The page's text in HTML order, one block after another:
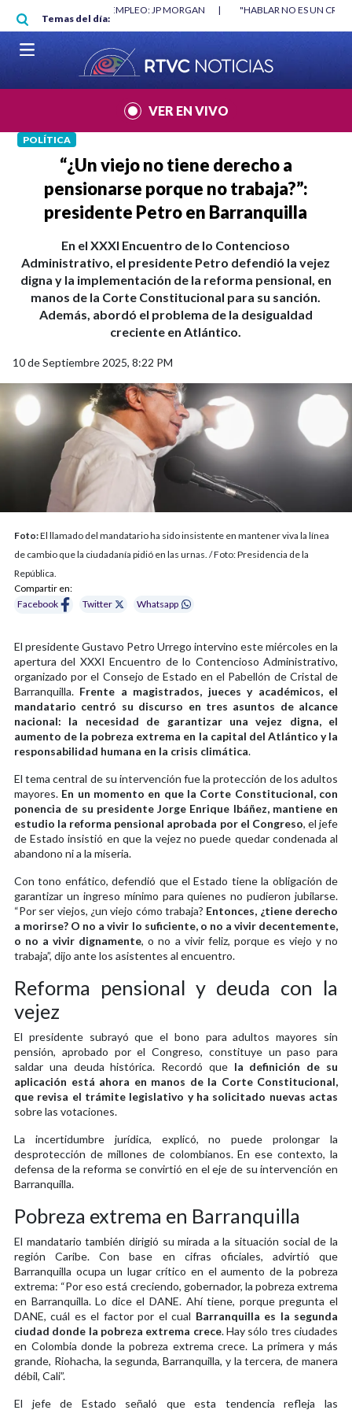
Pasar al contenido principal
Temas del día:
"HABLAR NO ES UN CRIMEN": CARTA DE BETO CORAL |
VER EN VIVO
POLÍTICA
“¿Un viejo no tiene derecho a
pensionarse porque no trabaja?”:
presidente Petro en Barranquilla
En el XXXI Encuentro de lo Contencioso
Administrativo, el presidente Petro defendió la vejez
digna y la implementación de la reforma pensional, en
manos de la Corte Constitucional para su sanción.
Además, abordó el problema de la desigualdad
creciente en Atlántico.
10 de Septiembre 2025, 8:22 PM
Foto:El llamado del mandatario ha sido insistente en mantener viva la línea
de cambio que la ciudadanía pidió en las urnas. / Foto: Presidencia de la
República.
Compartir en:
Facebook
Twitter Whatsapp
El presidente Gustavo Petro Urrego intervino este miércoles en la
apertura del XXXI Encuentro de lo Contencioso Administrativo,
organizado por el Consejo de Estado en el Pabellón de Cristal de
Barranquilla. Frente a magistrados, jueces y académicos, el
mandatario centró su discurso en tres asuntos de alcance
nacional: la necesidad de garantizar una vejez digna, el
aumento de la pobreza extrema en la capital del Atlántico y la
responsabilidad humana en la crisis climática.
El tema central de su intervención fue la protección de los adultos
mayores. En un momento en que la Corte Constitucional, con
ponencia de su presidente Jorge Enrique Ibáñez, mantiene en
estudio la reforma pensional aprobada por el Congreso, el jefe
de Estado insistió en que la vejez no puede quedar condenada al
abandono ni a la miseria.
Con tono enfático, defendió que el Estado tiene la obligación de
garantizar un ingreso mínimo para quienes no pudieron jubilarse.
“Por ser viejos, ¿un viejo cómo trabaja? Entonces, ¿tiene derecho
a morirse? O no a vivir lo suficiente, o no a vivir decentemente,
o no a vivir dignamente, o no a vivir feliz, porque es viejo y no
trabaja”, dijo ante los asistentes al encuentro.
Reforma pensional y deuda con la
vejez
El presidente subrayó que el bono para adultos mayores sin
pensión, aprobado por el Congreso, constituye un paso para
saldar una deuda histórica. Recordó que la definición de su
aplicación está ahora en manos de la Corte Constitucional,
que revisa el trámite legislativo y ha solicitado nuevas actas
sobre las votaciones.
La incertidumbre jurídica, explicó, no puede prolongar la
desprotección de millones de colombianos. En ese contexto, la
defensa de la reforma se convirtió en el eje de su intervención en
Barranquilla.
Pobreza extrema en Barranquilla
El mandatario también dirigió su mirada a la situación social de la
región Caribe. Con base en cifras oficiales, advirtió que
Barranquilla ocupa un lugar crítico en el aumento de la pobreza
extrema: “Por eso está creciendo, gobernador, la pobreza extrema
en Barranquilla. Lo dice el DANE. Ahí tiene, porque pregunta el
DANE, cuál es el factor por el cual Barranquilla es la segunda
ciudad donde la pobreza extrema crece. Hay sólo tres ciudades
en Colombia donde la pobreza extrema crece. La primera y más
grande, Riohacha, la segunda, Barranquilla, y la tercera, de manera
débil, Cali”.
El jefe de Estado señaló que esta tendencia refleja las